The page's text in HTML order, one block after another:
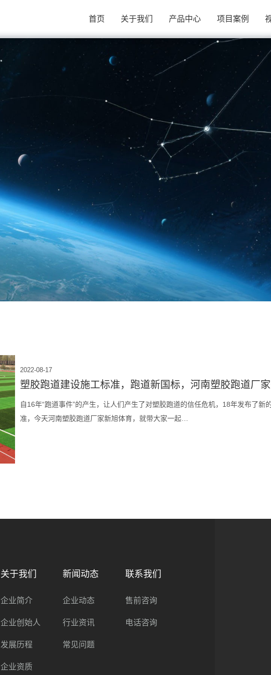
首页 关于我们 产品中心 项目案例
2022-08-17
塑胶跑道建设施工标准，跑道新国标，河南塑胶跑道厂
自16年“跑道事件”的产生，让人们产生了对塑胶跑道的信任危机，18年发布了新
准，今天河南塑胶跑道厂家新旭体育，就带大家一起…
关于我们
企业简介
企业创始人
发展历程
企业资质
新闻动态
企业动态
行业资讯
常见问题
联系我们
售前咨询
电话咨询